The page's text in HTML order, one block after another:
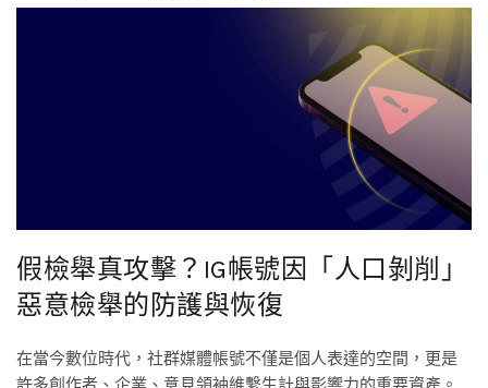
假檢舉真攻擊？IG帳號因「人口剝削」
惡意檢舉的防護與恢復
在當今數位時代，社群媒體帳號不僅是個人表達的空間，更是